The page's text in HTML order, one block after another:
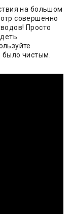
на большом
совершенно
Просто
было чистым.